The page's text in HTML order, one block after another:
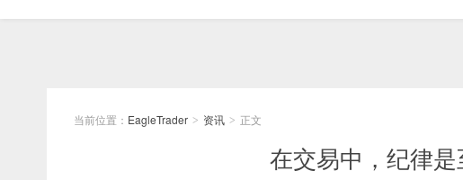
当前位置： EagleTrader > 资讯 > 正文
在交易中，纪律是